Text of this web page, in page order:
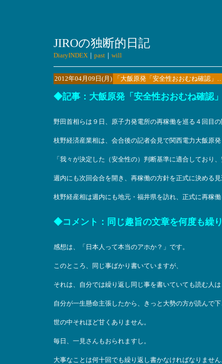
JIROの独断的日記
DiaryINDEX｜ past｜ will
2012年04月09日(月) 「大飯原発「安全性おおむね確認
◆記事：大飯原発「安全性おおむね確認
野田首相らは９日、原子力発電所の再稼働を巡る４回目
枝野経済産業相は、会合後の記者会見で関西電力大飯原
「我々が決定した（安全性の）判断基準に適合しており
週内にも次回会合を開き、再稼働の方針を正式に決める
枝野経産相は週内にも地元・福井県を訪れ、正式に再稼
◆コメント：同じ趣旨の文章を何度も繰
感想は、「日本人って本当のアホか？」です。
このところ、同じ事ばかり書いていますが、
それは、自分では繰り返し同じ事を書いていても読む人
自分が一生懸命主張したから、きっと大勢の方が読んで
世の中それほど甘くありません。
毎日、一見さんもおられますし。
大事なことは何十回でも繰り返し書かなければなりません